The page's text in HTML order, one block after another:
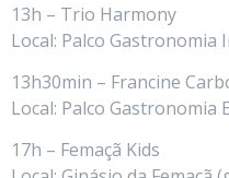
13h – Trio Harmony
Local: Palco Gastronomia
13h30min – Francine
Local: Palco Gastronomia
17h – Femaçã Kids